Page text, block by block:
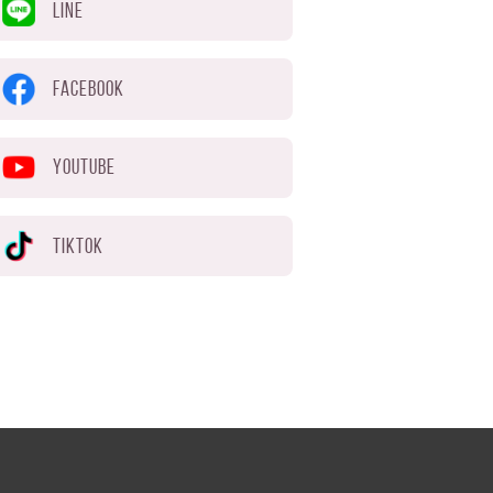
LINE
FACEBOOK
YOUTUBE
TIKTOK